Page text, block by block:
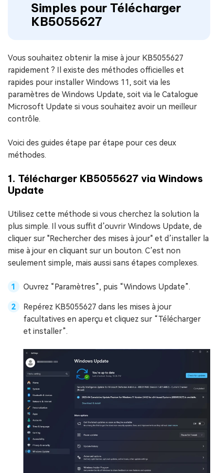
Simples pour Télécharger
KB5055627
Vous souhaitez obtenir la mise à jour KB5055627
rapidement ? Il existe des méthodes officielles et
rapides pour installer Windows 11, soit via les
paramètres de Windows Update, soit via le Catalogue
Microsoft Update si vous souhaitez avoir un meilleur
contrôle.
Voici des guides étape par étape pour ces deux
méthodes.
1. Télécharger KB5055627 via Windows
Update
Utilisez cette méthode si vous cherchez la solution la
plus simple. Il vous suffit d’ouvrir Windows Update, de
cliquer sur "Rechercher des mises à jour" et d’installer la
mise à jour en cliquant sur un bouton. C’est non
seulement simple, mais aussi sans étapes complexes.
Ouvrez “Paramètres”, puis “Windows Update”.
Repérez KB5055627 dans les mises à jour
facultatives en aperçu et cliquez sur “Télécharger
et installer”.